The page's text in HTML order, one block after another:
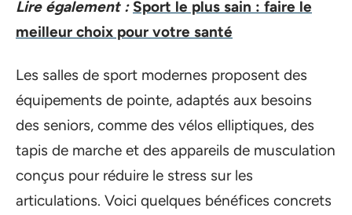
Lire également : Sport le plus sain : faire le
meilleur choix pour votre santé
Les salles de sport modernes proposent des
équipements de pointe, adaptés aux besoins
des seniors, comme des vélos elliptiques, des
tapis de marche et des appareils de musculation
conçus pour réduire le stress sur les
articulations. Voici quelques bénéfices concrets